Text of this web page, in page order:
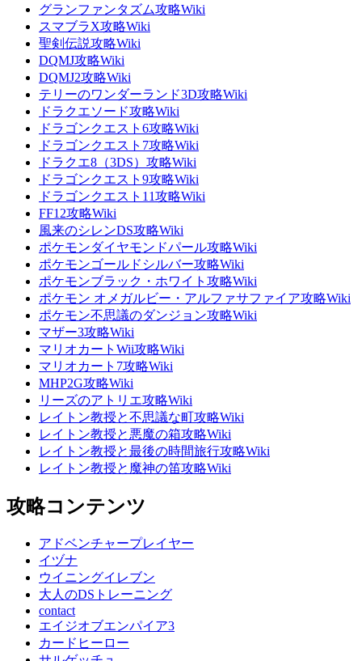
グランファンタズム攻略Wiki
スマブラX攻略Wiki
聖剣伝説攻略Wiki
DQMJ攻略Wiki
DQMJ2攻略Wiki
テリーのワンダーランド3D攻略Wiki
ドラクエソード攻略Wiki
ドラゴンクエスト6攻略Wiki
ドラゴンクエスト7攻略Wiki
ドラクエ8（3DS）攻略Wiki
ドラゴンクエスト9攻略Wiki
ドラゴンクエスト11攻略Wiki
FF12攻略Wiki
風来のシレンDS攻略Wiki
ポケモンダイヤモンドパール攻略Wiki
ポケモンゴールドシルバー攻略Wiki
ポケモンブラック・ホワイト攻略Wiki
ポケモン オメガルビー・アルファサファイア攻略Wiki
ポケモン不思議のダンジョン攻略Wiki
マザー3攻略Wiki
マリオカートWii攻略Wiki
マリオカート7攻略Wiki
MHP2G攻略Wiki
リーズのアトリエ攻略Wiki
レイトン教授と不思議な町攻略Wiki
レイトン教授と悪魔の箱攻略Wiki
レイトン教授と最後の時間旅行攻略Wiki
レイトン教授と魔神の笛攻略Wiki
攻略コンテンツ
アドベンチャープレイヤー
イヅナ
ウイニングイレブン
大人のDSトレーニング
contact
エイジオブエンパイア3
カードヒーロー